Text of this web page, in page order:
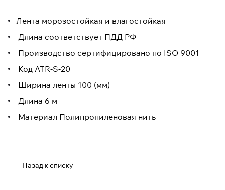
Лента морозостойкая и влагостойкая
Длина соответствует ПДД РФ
Производство сертифицировано по ISO 9001
Код ATR-S-20
Ширина ленты 100 (мм)
Длина 6 м
Материал Полипропиленовая нить
Назад к списку